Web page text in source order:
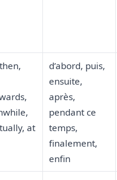
at
d’abord, puis,
ensuite,
après,
pendant ce
temps,
finalement,
enfin